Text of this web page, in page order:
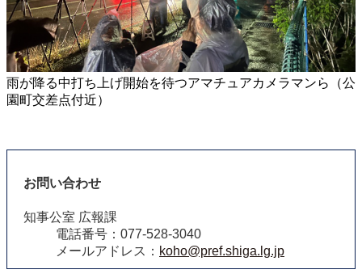
雨が降る中打ち上げ開始を待つアマチュアカメラマンら（公
園町交差点付近）
お問い合わせ
知事公室 広報課
電話番号：077-528-3040
メールアドレス： koho@pref.shiga.lg.jp